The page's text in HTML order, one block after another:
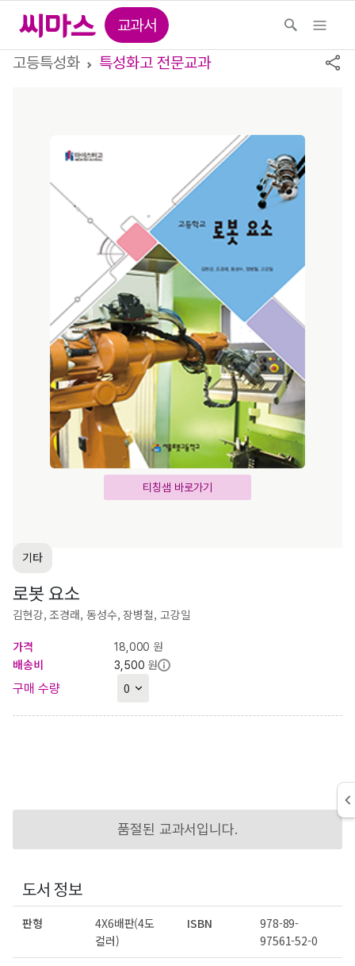
교과서
고등특성화
특성화고 전문교과
티칭샘 바로가기
기타
로봇 요소
김현강, 조경래, 동성수, 장병철, 고강일
가격
18,000 원
배송비
3,500 원
구매 수량
품절된 교과서입니다.
도서 정보
판형
4X6배판(4도
컬러)
ISBN
978-89-
97561-52-0